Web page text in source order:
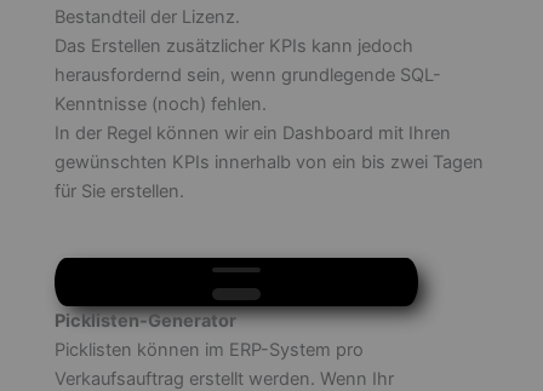
Bestandteil der Lizenz.
Das Erstellen zusätzlicher KPIs kann jedoch
herausfordernd sein, wenn grundlegende SQL-
Kenntnisse (noch) fehlen.
In der Regel können wir ein Dashboard mit Ihren
gewünschten KPIs innerhalb von ein bis zwei Tagen
für Sie erstellen.
Picklisten-Generator
Picklisten können im ERP-System pro
Verkaufsauftrag erstellt werden. Wenn Ihr